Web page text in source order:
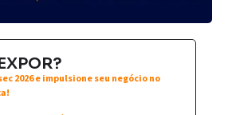
2026 e impulsione seu negócio no